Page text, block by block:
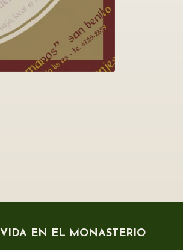
VIDA EN EL MONASTERIO